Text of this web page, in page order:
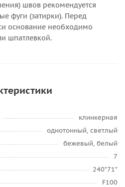
швов рекомендуется
фуги (затирки). Перед
основание необходимо
шпатлевкой.
клинкерная
однотонный, светлый
бежевый, белый
7
240*71*
F100